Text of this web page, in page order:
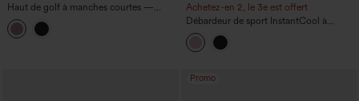
Haut de golf à manches courtes —
toucher frais, séchage rapide — UPF50+
Achetez-en 2, le 3e est offert
Débardeur de sport InstantCool à
encolure ronde et ourlet arrondi -
UPF50+
Promo